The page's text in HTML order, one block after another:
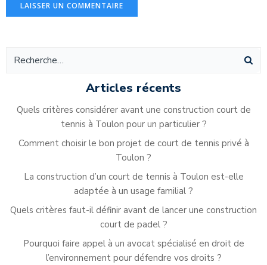
Articles récents
Quels critères considérer avant une construction court de
tennis à Toulon pour un particulier ?
Comment choisir le bon projet de court de tennis privé à
Toulon ?
La construction d’un court de tennis à Toulon est-elle
adaptée à un usage familial ?
Quels critères faut-il définir avant de lancer une construction
court de padel ?
Pourquoi faire appel à un avocat spécialisé en droit de
l’environnement pour défendre vos droits ?